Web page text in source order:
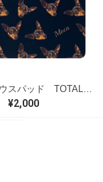
うちの子マウスパッド TOTAL PATTERN
¥2,000